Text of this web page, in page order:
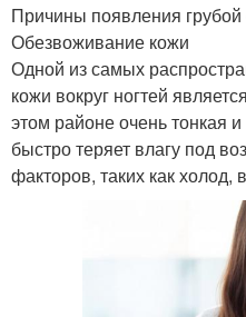
Причины появления грубой
Обезвоживание кожи
Одной из самых
кожи вокруг ногтей
этом районе очень тонкая
быстро теряет влагу под
факторов, таких как холод,